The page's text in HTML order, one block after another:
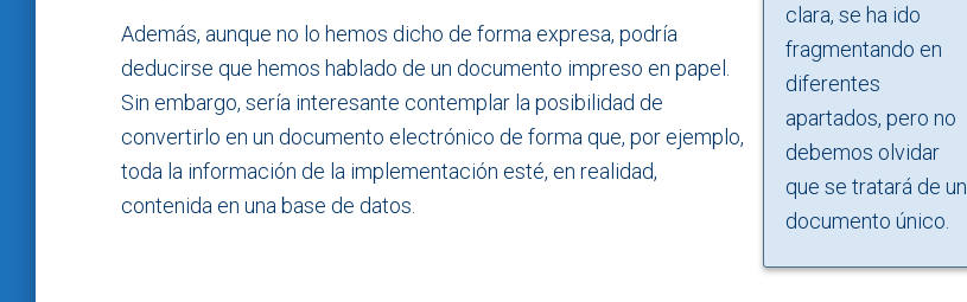
clara, se ha ido
fragmentando en
diferentes
apartados, pero no
debemos olvidar
que se tratará de un
documento único.
Además, aunque no lo hemos dicho de forma expresa, podría
deducirse que hemos hablado de un documento impreso en papel.
Sin embargo, sería interesante contemplar la posibilidad de
convertirlo en un documento electrónico de forma que, por ejemplo,
toda la información de la implementación esté, en realidad,
contenida en una base de datos.